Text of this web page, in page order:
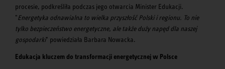
procesie, podkreśliła podczas jego otwarcia Minister Edukacji.
"Energetyka odnawialna to wielka przyszłość Polski i regionu. To nie
tylko bezpieczeństwo energetyczne, ale także duży napęd dla naszej
gospodarki" powiedziała Barbara Nowacka.
Edukacja kluczem do transformacji energetycznej w Polsce